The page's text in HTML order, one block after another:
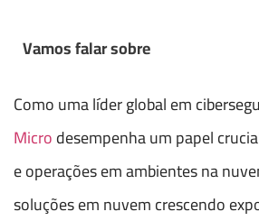
Vamos falar sobre
Como uma líder global em
Microdesempenha um papel
e operações em ambientes na
soluções em nuvem crescendo